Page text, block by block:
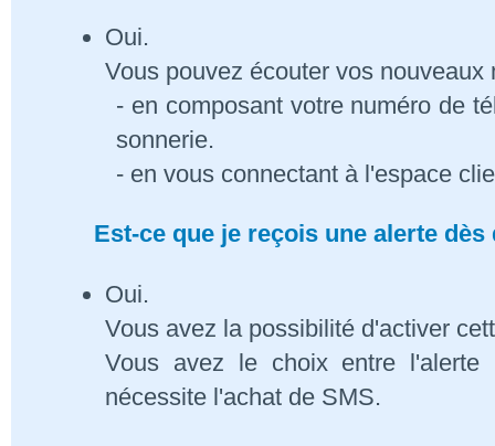
Oui.
Vous pouvez écouter vos nouveaux
- en composant votre numéro de
sonnerie.
- en vous connectant à l'espace
Est-ce que je reçois une alerte
Oui.
Vous avez la possibilité d'activer
Vous avez le choix entre
nécessite l'achat de SMS.